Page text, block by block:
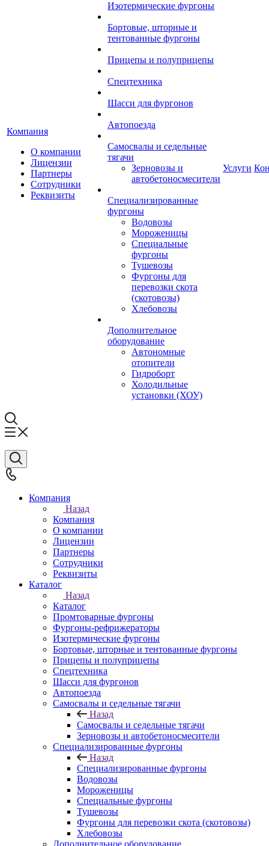
Компания
О компании
Лицензии
Партнеры
Сотрудники
Реквизиты
Изотермические фургоны
Бортовые, шторные и
тентованные фургоны
Прицепы и полуприцепы
Спецтехника
Шасси для фургонов
Автопоезда
Самосвалы и седельные
тягачи
Зерновозы и
автобетоносмесители
Специализированные
фургоны
Водовозы
Мороженицы
Специальные
фургоны
Тушевозы
Фургоны для
перевозки скота
(скотовозы)
Хлебовозы
Дополнительное
оборудование
Автономные
отопители
Гидроборт
Холодильные
установки (ХОУ)
Услуги
Компания
Назад
Компания
О компании
Лицензии
Партнеры
Сотрудники
Реквизиты
Каталог
Назад
Каталог
Промтоварные фургоны
Фургоны-рефрижераторы
Изотермические фургоны
Бортовые, шторные и тентованные фургоны
Прицепы и полуприцепы
Спецтехника
Шасси для фургонов
Автопоезда
Самосвалы и седельные тягачи
Назад
Самосвалы и седельные тягачи
Зерновозы и автобетоносмесители
Специализированные фургоны
Назад
Специализированные фургоны
Водовозы
Мороженицы
Специальные фургоны
Тушевозы
Фургоны для перевозки скота (скотовозы)
Хлебовозы
Дополнительное оборудование